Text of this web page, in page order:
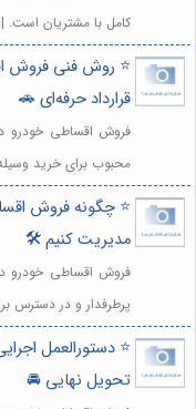
کامل با مشتریان
⭐️ روش فنی فروش
قرارداد حرفه‌ای 🚗
فروش اقساطی خودرو
محبوب برای خرید
⭐️ چگونه فروش
مدیریت کنیم 🛠️
فروش اقساطی خودرو
پرطرفدار و در دسترس
⭐️ دستورالعمل
تحویل نهایی 🚘